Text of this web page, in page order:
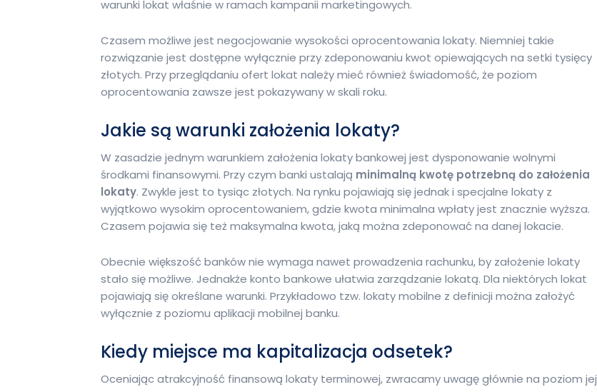
warunki lokat właśnie w ramach kampanii marketingowych.
Czasem możliwe jest negocjowanie wysokości oprocentowania lokaty. Niemniej takie
rozwiązanie jest dostępne wyłącznie przy zdeponowaniu kwot opiewających na setki tysięcy
złotych. Przy przeglądaniu ofert lokat należy mieć również świadomość, że poziom
oprocentowania zawsze jest pokazywany w skali roku.
Jakie są warunki założenia lokaty?
W zasadzie jednym warunkiem założenia lokaty bankowej jest dysponowanie wolnymi
środkami finansowymi. Przy czym banki ustalają minimalną kwotę potrzebną do założenia
lokaty. Zwykle jest to tysiąc złotych. Na rynku pojawiają się jednak i specjalne lokaty z
wyjątkowo wysokim oprocentowaniem, gdzie kwota minimalna wpłaty jest znacznie wyższa.
Czasem pojawia się też maksymalna kwota, jaką można zdeponować na danej lokacie.
Obecnie większość banków nie wymaga nawet prowadzenia rachunku, by założenie lokaty
stało się możliwe. Jednakże konto bankowe ułatwia zarządzanie lokatą. Dla niektórych lokat
pojawiają się określane warunki. Przykładowo tzw. lokaty mobilne z definicji można założyć
wyłącznie z poziomu aplikacji mobilnej banku.
Kiedy miejsce ma kapitalizacja odsetek?
Oceniając atrakcyjność finansową lokaty terminowej, zwracamy uwagę głównie na poziom jej